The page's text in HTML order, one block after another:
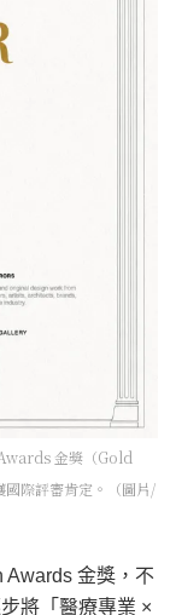
金獎（Gold
際評審肯定。（圖片/
Awards 金獎，不
將「醫療專業 ×